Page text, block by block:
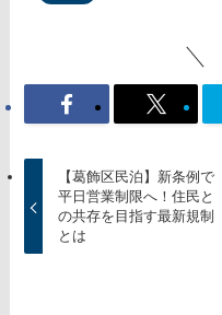
【葛飾区民泊】新条例で
平日営業制限へ！住民と
の共存を目指す最新規制
とは